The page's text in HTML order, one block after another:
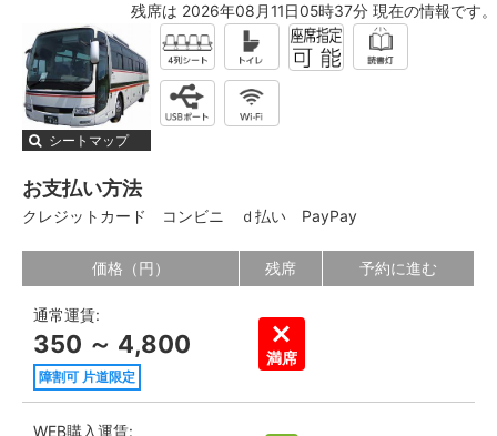
残席は 2026年08月11日05時37分 現在の情報です。
シートマップ
お支払い方法
クレジットカード コンビニ ｄ払い PayPay
価格（円） 残席 予約に進む
通常運賃:
350 ～ 4,800
障割可 片道限定
満席
WEB購入運賃: